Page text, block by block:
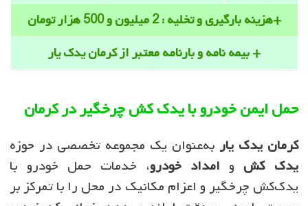
+هزینه بارگیری و تخلیه : 2 میلیون و 500 هزار تومان
+ بیمه نامه و بارنامه معتبر از کرمان یدک یار
حمل ایمن خودرو با یدک کش چرخگیر در کرمان
کرمان یدک یار به‌عنوان یک مجموعه تخصصی در حوزه
یدک کش و امداد خودرو، خدمات حمل خودرو با
یدک‌کش چرخگیر و اعزام مکانیک در محل را با تمرکز بر